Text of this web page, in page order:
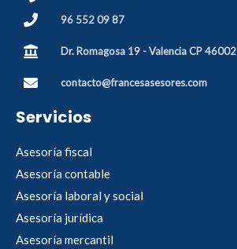
96 552 09 87
Dr. Romagosa 19 - Valencia CP 46002
contacto@francesasesores.com
Servicios
Asesoría fiscal
Asesoría contable
Asesoría laboral y social
Asesoría jurídica
Asesoría mercantil